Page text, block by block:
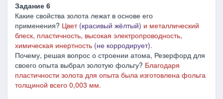
Задание 6
Какие свойства золота лежат в основе его
применения? Цвет (красивый жёлтый) и металлический
блеск, пластичность, высокая электропроводность,
химическая инертность (не корродирует).
Почему, решая вопрос о строении атома, Резерфорд для
своего опыта выбрал золотую фольгу? Благодаря
пластичности золота для опыта была изготовлена фольга
толщиной всего 0,003 мм.